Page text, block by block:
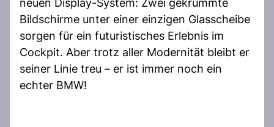
neuen Display-System: Zwei gekrümmte
Bildschirme unter einer einzigen Glasscheibe
sorgen für ein futuristisches Erlebnis im
Cockpit. Aber trotz aller Modernität bleibt er
seiner Linie treu – er ist immer noch ein
echter BMW!